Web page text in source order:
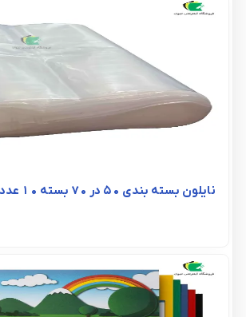
نایلون بسته بندی 50 در 70 بسته 10 عددی